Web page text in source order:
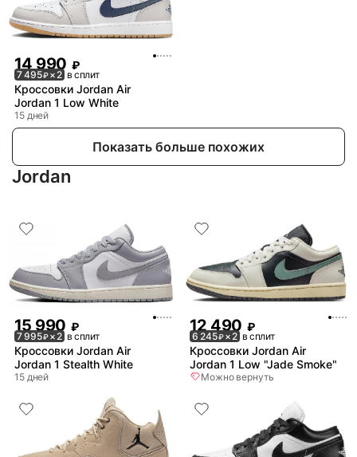
14 990 ₽
7 495₽× 2 в сплит
Кроссовки Jordan Air
Jordan 1 Low White
15 дней
Показать больше похожих
Jordan
15 990 ₽
7 995₽× 2 в сплит
Кроссовки Jordan Air
Jordan 1 Stealth White
15 дней
12 490 ₽
6 245₽× 2 в сплит
Кроссовки Jordan Air
Jordan 1 Low "Jade Smoke"
Можно вернуть